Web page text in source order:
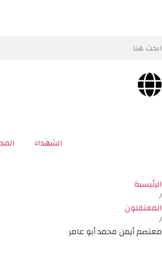
الشهداء
الرئيسية
/
المعتقلون
/
معتصم أيمن محمد أبو عامر